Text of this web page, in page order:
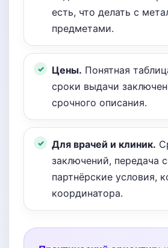
есть, что делать с
предметами.
Цены. Понятная
сроки выдачи
срочного описания.
Для врачей и клиник.
заключений, передача
партнёрские условия,
координатора.